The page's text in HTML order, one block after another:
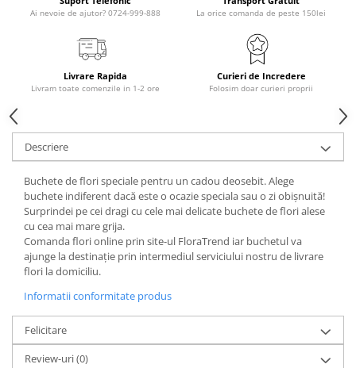
Ai nevoie de ajutor? 0724-999-888 La orice comanda de peste 150lei
Livrare Rapida
Livram toate comenzile in 1-2 ore
Curieri de Incredere
Folosim doar curieri proprii
Descriere
Buchete de flori speciale pentru un cadou deosebit. Alege
buchete indiferent dacă este o ocazie speciala sau o zi obișnuită!
Surprindei pe cei dragi cu cele mai delicate buchete de flori alese
cu cea mai mare grija.
Comanda flori online prin site-ul FloraTrend iar buchetul va
ajunge la destinație prin intermediul serviciului nostru de livrare
flori la domiciliu.
Informatii conformitate produs
Felicitare
Review-uri(0)